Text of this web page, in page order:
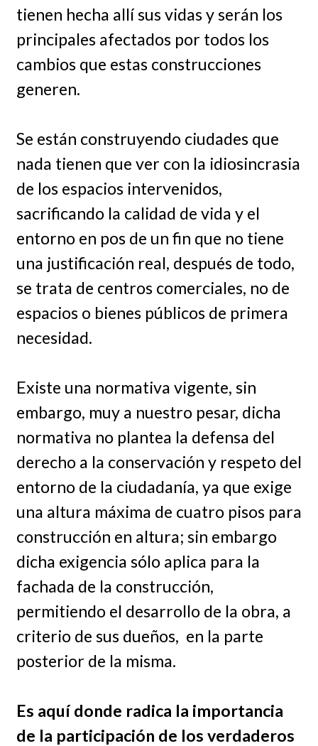
tienen hecha allí sus vidas y serán los
principales afectados por todos los
cambios que estas construcciones
generen.
Se están construyendo ciudades que
nada tienen que ver con la idiosincrasia
de los espacios intervenidos,
sacrificando la calidad de vida y el
entorno en pos de un fin que no tiene
una justificación real, después de todo,
se trata de centros comerciales, no de
espacios o bienes públicos de primera
necesidad.
Existe una normativa vigente, sin
embargo, muy a nuestro pesar, dicha
normativa no plantea la defensa del
derecho a la conservación y respeto del
entorno de la ciudadanía, ya que exige
una altura máxima de cuatro pisos para
construcción en altura; sin embargo
dicha exigencia sólo aplica para la
fachada de la construcción,
permitiendo el desarrollo de la obra, a
criterio de sus dueños, en la parte
posterior de la misma.
Es aquí donde radica la importancia
de la participación de los verdaderos